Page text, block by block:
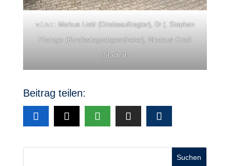
v.l.n.r.: Markus Liebl (Ortsbeauftragter), Dr (. Stephan
Pilsinger (Bundestagsabgeordneter), Nikolaus Gradl
(Stadtrat)
Beitrag teilen:
Suchen